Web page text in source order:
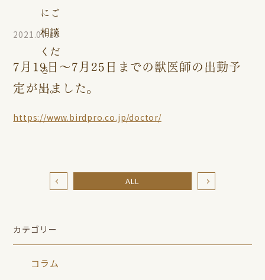
カテゴリー
コラム
2021.07.10
7月19日〜7月25日までの獣医師の出勤予
定が出ました。
https://www.birdpro.co.jp/doctor/
ALL